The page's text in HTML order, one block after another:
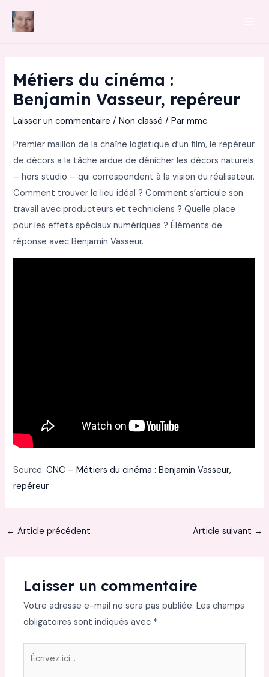
Métiers du cinéma :
Benjamin Vasseur, repéreur
Laisser un commentaire /Non classé / Parmmc
Premier maillon de la chaîne logistique d’un film, le repéreur
de décors a la tâche ardue de dénicher les décors naturels
– hors studio – qui correspondent à la vision du réalisateur.
Comment trouver le lieu idéal ? Comment s’articule son
travail avec producteurs et techniciens ? Quelle place
pour les effets spéciaux numériques ? Éléments de
réponse avec Benjamin Vasseur.
Source:CNC – Métiers du cinéma : Benjamin Vasseur,
repéreur
← Article précédent Article suivant →
Laisser un commentaire
Votre adresse e-mail ne sera pas publiée. Les champs
obligatoires sont indiqués avec *
Écrivez